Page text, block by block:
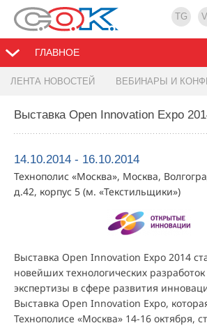
TG
ГЛАВНОЕ
ЛЕНТА НОВОСТЕЙ ВЕБИНАРЫ И
Выставка Open Innovation Expo
14.10.2014 - 16.10.2014
Технополис «Москва», Москва,
д.42, корпус 5 (м. «Текстильщики»)
Выставка Open Innovation Expo 2014
новейших технологических
экспертизы в сфере развития
Выставка Open Innovation Expo,
Технополисе «Москва» 14-16 октября,